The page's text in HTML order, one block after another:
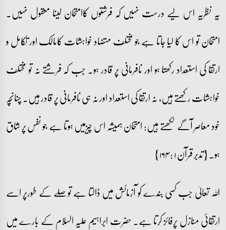
یہ نظریہ اس لیے درست نہیں کہ فرشتوں کاامتحان لینا معقول نہیں۔
امتحان تو اس کا لیا جاتا ہے جو مختلف متضاد خواہشات کامالک اور تکامل و
ارتقا کی استعداد رکھتا ہو اور نافرمانی پر قادر ہو۔ جب کہ فرشتے نہ تو مختلف
خواہشات رکھتے ہیں، نہ ارتقا کی استعداد اور نہ ہی نافرمانی پر قادر ہیں۔ چنانچہ
خود معاصر آگے لکھتے ہیں: امتحان ہمیشہ اس چیزمیں ہوتا ہے جو نفس پر شاق
ہو۔ {تدبر قرآن ۱ : ۱۶۴}
اللہ تعالیٰ جب کسی بندے کو آزمائش میں ڈالتا ہے تو صلے کے طورپر اسے
ارتقائی منازل پرفائز کرتا ہے۔ حضرت ابراہیم علیہ السلام کے بارے میں